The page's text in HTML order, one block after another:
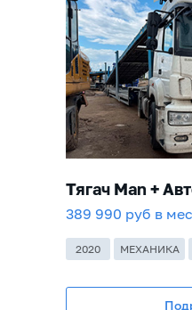
Тягач Man +
389 990 руб в
2020 МЕХАНИКА